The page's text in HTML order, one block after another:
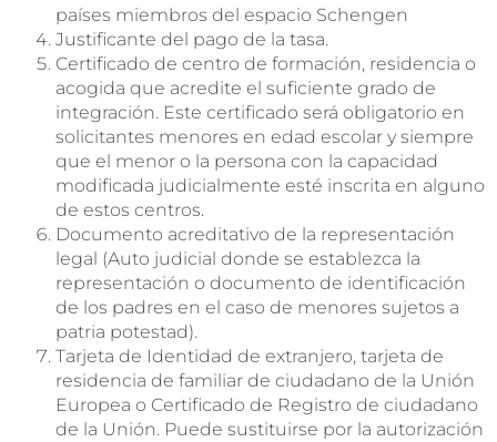
países miembros del espacio Schengen
Justificante del pago de la tasa.
Certificado de centro de formación, residencia o
acogida que acredite el suficiente grado de
integración. Este certificado será obligatorio en
solicitantes menores en edad escolar y siempre
que el menor o la persona con la capacidad
modificada judicialmente esté inscrita en alguno
de estos centros.
Documento acreditativo de la representación
legal (Auto judicial donde se establezca la
representación o documento de identificación
de los padres en el caso de menores sujetos a
patria potestad).
Tarjeta de Identidad de extranjero, tarjeta de
residencia de familiar de ciudadano de la Unión
Europea o Certificado de Registro de ciudadano
de la Unión. Puede sustituirse por la autorización